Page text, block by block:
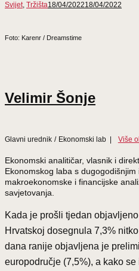
Svijet, Tržišta18/04/202218/04/2022
Foto: Karenr / Dreamstime
Velimir Šonje
Glavni urednik / Ekonomski lab | Više
Ekonomski analitičar, vlasnik i
Ekonomskog laba s
makroekonomske i financijske
savjetovanja.
Kada je prošli tjedan
Hrvatskoj dosegnula 7,3%
dana ranije objavljena je
europodručje (7,5%), a kako